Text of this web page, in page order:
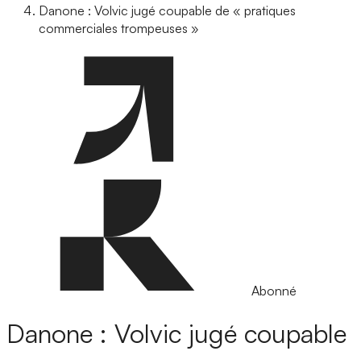
Danone : Volvic jugé coupable de « pratiques
commerciales trompeuses »
Abonné
Danone : Volvic jugé coupable